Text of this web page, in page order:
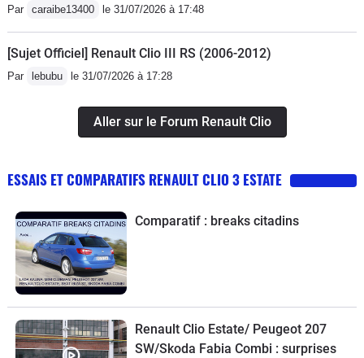
Par caraibe13400 le 31/07/2026 à 17:48
[Sujet Officiel] Renault Clio III RS (2006-2012)
Par lebubu le 31/07/2026 à 17:28
Aller sur le Forum Renault Clio
ESSAIS ET COMPARATIFS RENAULT CLIO 3 ESTATE
Comparatif : breaks citadins
Renault Clio Estate/ Peugeot 207
SW/Skoda Fabia Combi : surprises